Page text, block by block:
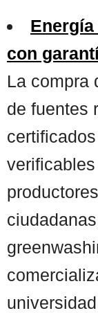
con
La compra
de fuentes